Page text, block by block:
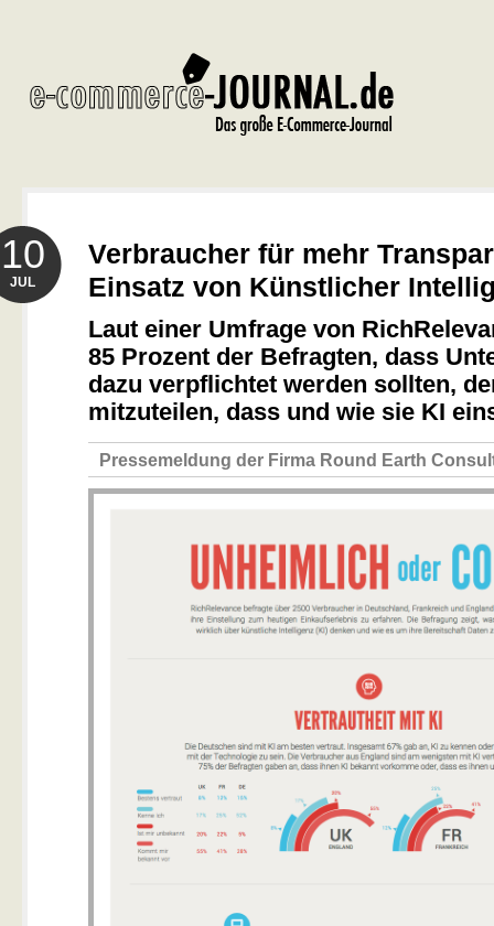
Verbraucher für mehr
Einsatz von Künstlicher
10
JUL
Laut einer Umfrage von
85 Prozent der Befragten, dass
dazu verpflichtet werden sollten,
mitzuteilen, dass und wie sie KI
Pressemeldung der Firma Round Earth